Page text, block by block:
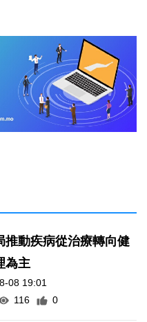
推動疾病從治療轉向健
為主
08 19:01
116 0